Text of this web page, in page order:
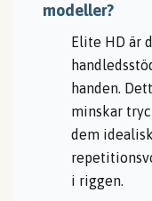
modeller?
Elite HD är
handen.
minskar
dem
i riggen.